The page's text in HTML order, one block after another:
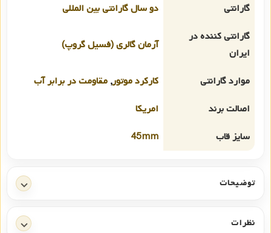
گارانتی
دو سال گارانتی بین المللی
گارانتی کننده در
ایران
آرمان گالری (فسیل گروپ)
موارد گارانتی کارکرد موتور, مقاومت در برابر آب
اصالت برند
امریکا
سایز قاب
45mm
توضیحات
نظرات